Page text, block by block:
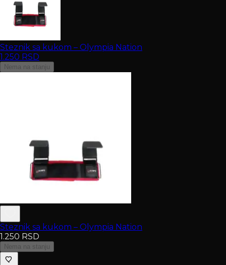
Steznik sa kukom – Olympia Nation
1.250 RSD
Nema na stanju
Steznik sa kukom – Olympia Nation
1.250 RSD
Nema na stanju